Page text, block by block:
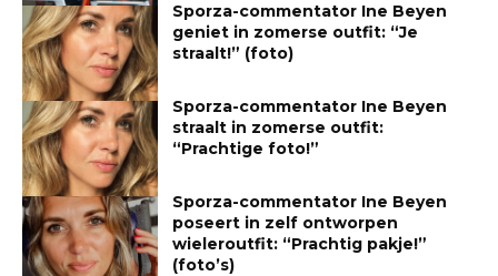
Sporza-commentator Ine Beyen
geniet in zomerse outfit: “Je
straalt!” (foto)
Sporza-commentator Ine Beyen
straalt in zomerse outfit:
“Prachtige foto!”
Sporza-commentator Ine Beyen
poseert in zelf ontworpen
wieleroutfit: “Prachtig pakje!”
(foto’s)